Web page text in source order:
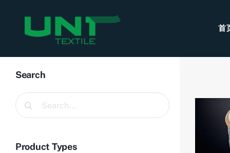
content
首
Search
Search
for:
Product Types